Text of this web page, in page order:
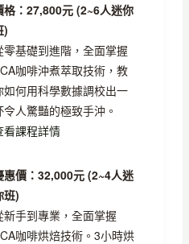
格：27,800元 (2~6人迷你
)
零基礎到進階，全面掌握
咖啡沖煮萃取技術，教
如何用科學數據調校出一
令人驚豔的極致手沖。
看課程詳情
惠價：32,000元 (2~4人迷
班)
新手到專業，全面掌握
咖啡烘焙技術。3小時烘